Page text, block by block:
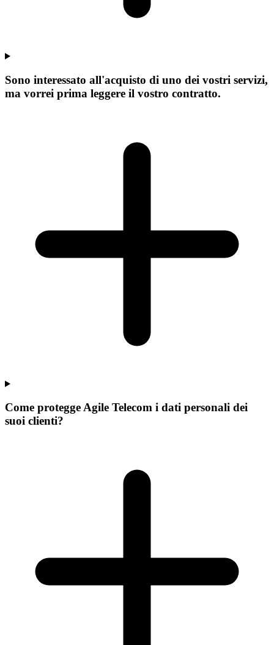
Sono interessato all'acquisto di uno dei vostri servizi,
ma vorrei prima leggere il vostro contratto.
Come protegge Agile Telecom i dati personali dei
suoi clienti?